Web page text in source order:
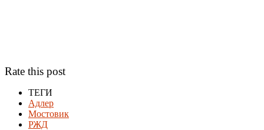
Rate this post
ТЕГИ
Адлер
Мостовик
РЖД